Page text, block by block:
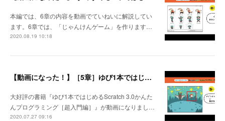
本編では、6章の内容を動画でていねいに解説してい
ます。6章では、「じゃんけんゲーム」を作ります…
2020.08.19 10:18
【動画になった！】［5章］ゆび1本ではじめるScratch 3.0かんたんプログラミング［超入門編］
大好評の書籍『ゆび1本ではじめるScratch 3.0かんた
んプログラミング［超入門編］』が動画になりまし…
2020.07.27 09:16